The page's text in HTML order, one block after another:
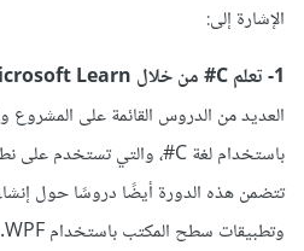
الإشارة إلى:
1- تعلم C# من خلال Microsoft Learn
العديد من الدروس القائمة على المشروع
وتطبيقات سطح المكتب باستخدام WPF.